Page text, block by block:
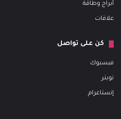
أبراج وطاقة
علاقات
كن على تواصل
فيسبوك
تويتر
إنستاغرام